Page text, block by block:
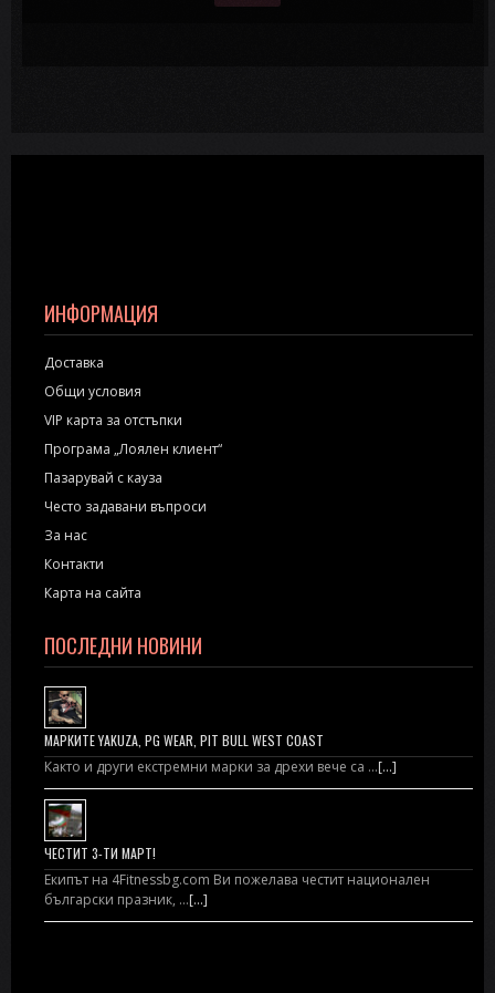
ИНФОРМАЦИЯ
Доставка
Общи условия
VIP карта за отстъпки
Програма „Лоялен клиент“
Пазарувай с кауза
Често задавани въпроси
За нас
Контакти
Карта на сайта
ПОСЛЕДНИ НОВИНИ
МАРКИТЕ YAKUZA, PG WEAR, PIT BULL WEST COAST
Както и други екстремни марки за дрехи вече са …[...]
ЧЕСТИТ 3-ТИ МАРТ!
Екипът на 4Fitnessbg.com Ви пожелава честит национален
български празник, …[...]